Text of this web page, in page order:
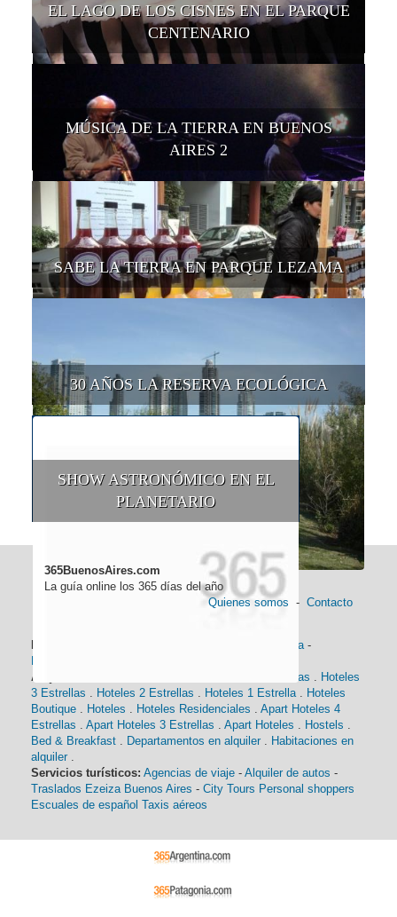
EL LAGO DE LOS CISNES EN EL PARQUE
CENTENARIO
MÚSICA DE LA TIERRA EN BUENOS
AIRES 2
SABE LA TIERRA EN PARQUE LEZAMA
30 AÑOS LA RESERVA ECOLÓGICA
SHOW ASTRONÓMICO EN EL
PLANETARIO
365BuenosAires.com
La guía online los 365 días del año
Quienes somos - Contacto
Historia -
Alojamiento:
Hoteles 4 Estrellas
Hoteles
3 Estrellas
Hoteles 2 Estrellas Hoteles 1 Estrella
Hoteles
Boutique
Hoteles Hoteles Residenciales
Apart Hoteles 4
Estrellas
Apart Hoteles 3 Estrellas Apart Hoteles Hostels
Bed & Breakfast
Departamentos en alquiler
Habitaciones en
alquiler
Servicios turísticos: Agencias de viaje - Alquiler de autos -
Traslados Ezeiza Buenos Aires - City Tours Personal shoppers
Escuales de español Taxis aéreos